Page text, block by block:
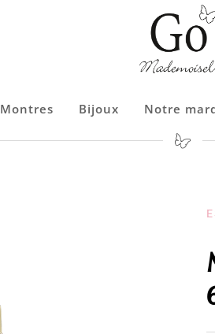
Montres Bijoux Notre